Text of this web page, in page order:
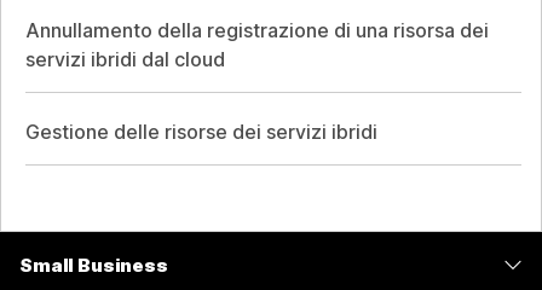
Annullamento della registrazione di una risorsa dei
servizi ibridi dal cloud
Gestione delle risorse dei servizi ibridi
Small Business